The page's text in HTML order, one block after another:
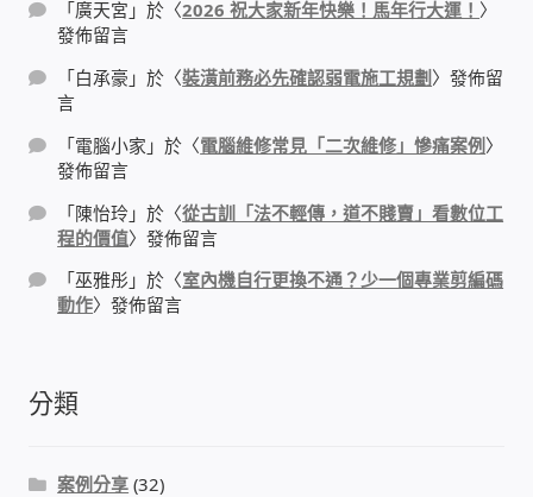
鎧鋒企業(KCA)智能監視系統
太陽能系統監視器
監視器 信和 TBC 固定IP
監視器異地備份備援
「廣天宮 」於〈2026 祝大家新年快樂！馬年行大運！ 〉
發佈留言
「白承豪 」於〈裝潢前務必先確認弱電施工規劃〉發佈留
言
「電腦小家 」於〈電腦維修常見「二次維修」慘痛案例〉
發佈留言
「陳怡玲 」於〈從古訓「法不輕傳，道不賤賣」看數位工
程的價值〉發佈留言
「巫雅彤 」於〈室內機自行更換不通？少一個專業剪編碼
動作〉發佈留言
分類
案例分享 (32)